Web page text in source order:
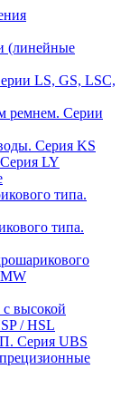
(линейные
LS, GS, LSC,
ремнем. Серии
Серия KS
LY
типа.
типа.
высокой
/ HSL
Серия UBS